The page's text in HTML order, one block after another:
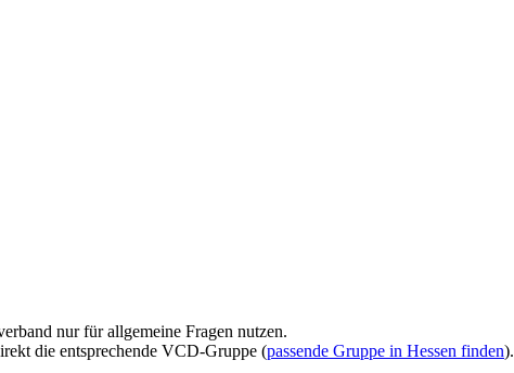
nur für allgemeine Fragen nutzen.
die entsprechende VCD-Gruppe (passende Gruppe in Hessen finden).